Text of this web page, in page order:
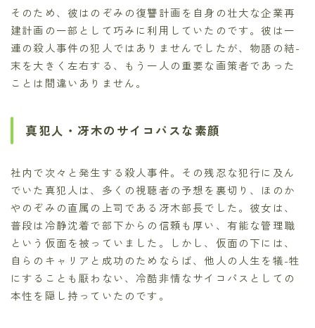
そのため、彼はのぞみの復讐計画を自身の壮大な企業再
建計画の一部として巧みに利用していたのです。彼は一
連の殺人事件の犯人ではありませんでしたが、物語の結-
末を大きく左右する、もう一人の重要な画策者であった
ことは間違いありません。
真犯人・冴木のサイコパスな素顔
社内で次々と発生する殺人事件。その残忍な犯行に及ん
でいた真犯人は、多くの視聴者の予想を裏切り、ほのか
やのぞみの直属の上司である冴木部長でした。彼女は、
普段は冷静沈着で部下からの信頼も厚い、有能な管理職
という仮面を被っていました。しかし、仮面の下には、
自らのキャリアと成功のためならば、他人の人生を犠-牲
にすることも厭わない、冷酷非情なサイコパスとしての
本性を隠し持っていたのです。